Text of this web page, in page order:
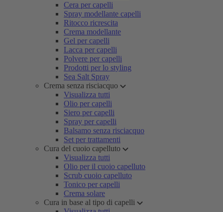
Cera per capelli
Spray modellante capelli
Ritocco ricrescita
Crema modellante
Gel per capelli
Lacca per capelli
Polvere per capelli
Prodotti per lo styling
Sea Salt Spray
Crema senza risciacquo
Visualizza tutti
Olio per capelli
Siero per capelli
Spray per capelli
Balsamo senza risciacquo
Set per trattamenti
Cura del cuoio capelluto
Visualizza tutti
Olio per il cuoio capelluto
Scrub cuoio capelluto
Tonico per capelli
Crema solare
Cura in base al tipo di capelli